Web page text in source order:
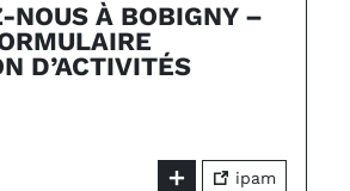
NOUS À BOBIGNY –
D’ACTIVITÉS
ipam